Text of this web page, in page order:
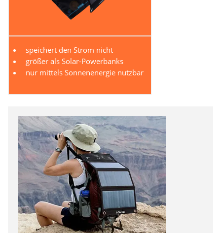
speichert den Strom nicht
größer als Solar-Powerbanks
nur mittels Sonnenenergie nutzbar